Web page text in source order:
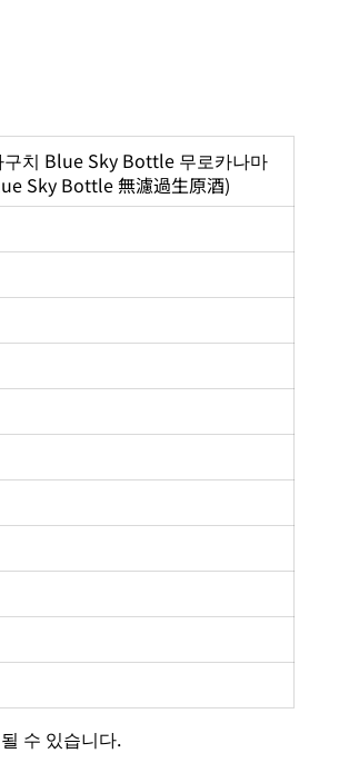
치 Blue Sky Bottle 무로카나마
Sky Bottle 無濾過生原酒)
수 있습니다.